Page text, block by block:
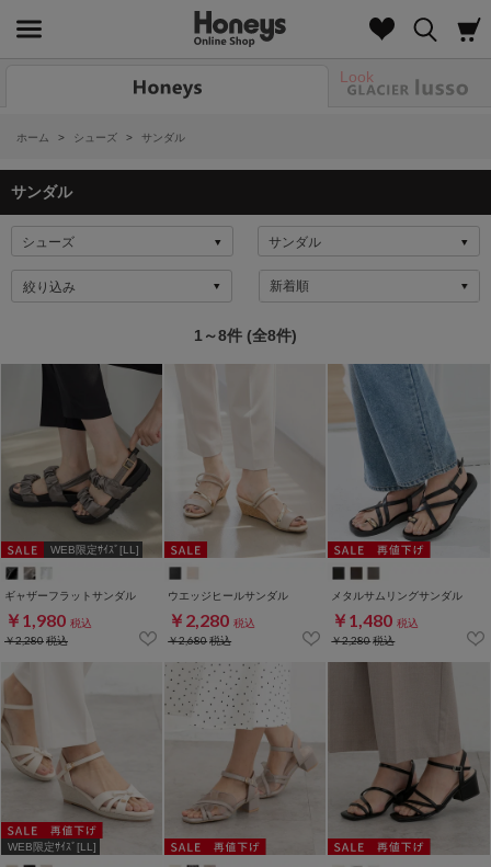
Look
ホーム > シューズ > サンダル
サンダル
絞り込み
1～8件 (全8件)
WEB限定ｻｲｽﾞ[LL]
ギャザーフラットサンダル
￥1,980 税込
￥2,280税込
ウエッジヒールサンダル
￥2,280 税込
￥2,680税込
メタルサムリングサンダル
￥1,480 税込
￥2,280税込
WEB限定ｻｲｽﾞ[LL]